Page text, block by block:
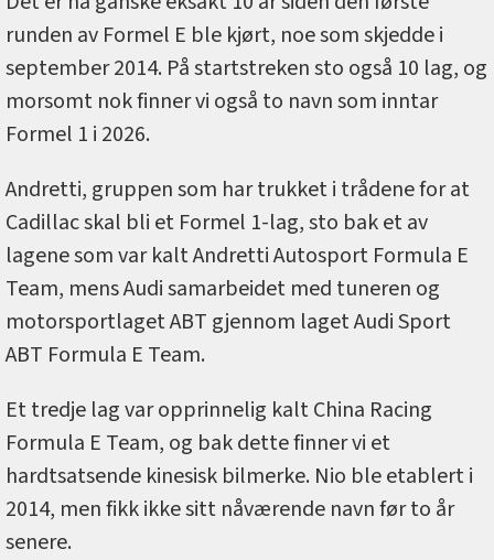
runden av Formel E ble kjørt, noe som skjedde i
september 2014. På startstreken sto også 10 lag, og
morsomt nok finner vi også to navn som inntar
Formel 1 i 2026.
Andretti, gruppen som har trukket i trådene for at
Cadillac skal bli et Formel 1-lag, sto bak et av
lagene som var kalt Andretti Autosport Formula E
Team, mens Audi samarbeidet med tuneren og
motorsportlaget ABT gjennom laget Audi Sport
ABT Formula E Team.
Et tredje lag var opprinnelig kalt China Racing
Formula E Team, og bak dette finner vi et
hardtsatsende kinesisk bilmerke. Nio ble etablert i
2014, men fikk ikke sitt nåværende navn før to år
senere.